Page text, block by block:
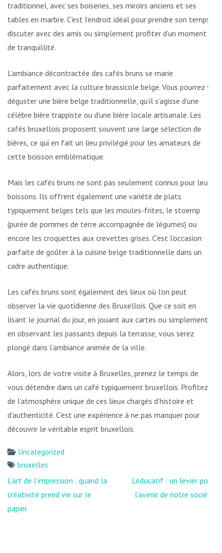
traditionnel, avec ses boiseries, ses miroirs anciens et ses
tables en marbre. C’est l’endroit idéal pour prendre son temps,
discuter avec des amis ou simplement profiter d’un moment
de tranquillité.
L’ambiance décontractée des cafés bruns se marie
parfaitement avec la culture brassicole belge. Vous pourrez y
déguster une bière belge traditionnelle, qu’il s’agisse d’une
célèbre bière trappiste ou d’une bière locale artisanale. Les
cafés bruxellois proposent souvent une large sélection de
bières, ce qui en fait un lieu privilégié pour les amateurs de
cette boisson emblématique.
Mais les cafés bruns ne sont pas seulement connus pour leurs
boissons. Ils offrent également une variété de plats
typiquement belges tels que les moules-frites, le stoemp
(purée de pommes de terre accompagnée de légumes) ou
encore les croquettes aux crevettes grises. C’est l’occasion
parfaite de goûter à la cuisine belge traditionnelle dans un
cadre authentique.
Les cafés bruns sont également des lieux où l’on peut
observer la vie quotidienne des Bruxellois. Que ce soit en
lisant le journal du jour, en jouant aux cartes ou simplement
en observant les passants depuis la terrasse, vous serez
plongé dans l’ambiance animée de la ville.
Alors, lors de votre visite à Bruxelles, prenez le temps de
vous détendre dans un café typiquement bruxellois. Profitez
de l’atmosphère unique de ces lieux chargés d’histoire et
d’authenticité. C’est une expérience à ne pas manquer pour
découvrir le véritable esprit bruxellois.
Uncategorized
bruxelles
Navigation
de
l’article
L’art de l’impression : quand la
créativité prend vie sur le
papier
L’éducatif : un levier pour
l’avenir de notre société